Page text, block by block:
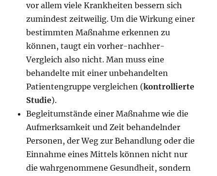
vor allem viele Krankheiten bessern sich
zumindest zeitweilig. Um die Wirkung einer
bestimmten Maßnahme erkennen zu
können, taugt ein vorher-nachher-
Vergleich also nicht. Man muss eine
behandelte mit einer unbehandelten
Patientengruppe vergleichen (kontrollierte
Studie).
Begleitumstände einer Maßnahme wie die
Aufmerksamkeit und Zeit behandelnder
Personen, der Weg zur Behandlung oder die
Einnahme eines Mittels können nicht nur
die wahrgenommene Gesundheit, sondern